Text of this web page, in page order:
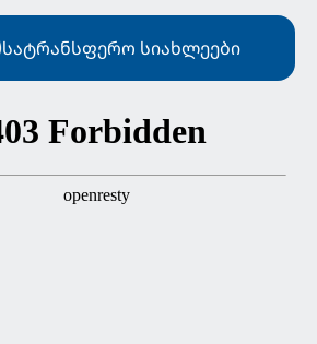
სატრანსფერო სიახლეები